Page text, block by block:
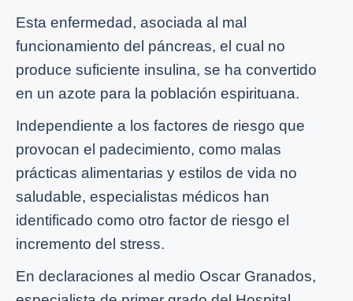
Esta enfermedad, asociada al mal
funcionamiento del páncreas, el cual no
produce suficiente insulina, se ha convertido
en un azote para la población espirituana.
Independiente a los factores de riesgo que
provocan el padecimiento, como malas
prácticas alimentarias y estilos de vida no
saludable, especialistas médicos han
identificado como otro factor de riesgo el
incremento del stress.
En declaraciones al medio Oscar Granados,